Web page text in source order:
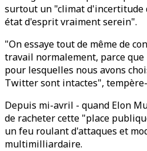
surtout un "climat d'incertitude
état d'esprit vraiment serein".
"On essaye tout de même de
travail normalement, parce
pour lesquelles nous avons
Twitter sont intactes",
Depuis mi-avril - quand Elon
de racheter cette "place
un feu roulant d'attaques et
multimilliardaire.